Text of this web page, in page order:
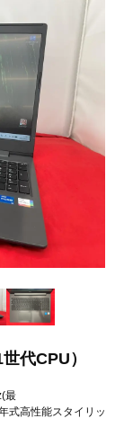
代CPU）
最
式高性能スタイリッ